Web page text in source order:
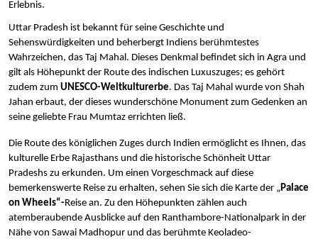
Erlebnis.
Uttar Pradesh ist bekannt für seine Geschichte und
Sehenswürdigkeiten und beherbergt Indiens berühmtestes
Wahrzeichen, das Taj Mahal. Dieses Denkmal befindet sich in Agra und
gilt als Höhepunkt der Route des indischen Luxuszuges; es gehört
zudem zum UNESCO-Weltkulturerbe. Das Taj Mahal wurde von Shah
Jahan erbaut, der dieses wunderschöne Monument zum Gedenken an
seine geliebte Frau Mumtaz errichten ließ.
Die Route des königlichen Zuges durch Indien ermöglicht es Ihnen, das
kulturelle Erbe Rajasthans und die historische Schönheit Uttar
Pradeshs zu erkunden. Um einen Vorgeschmack auf diese
bemerkenswerte Reise zu erhalten, sehen Sie sich die Karte der „Palace
on Wheels“-Reise an. Zu den Höhepunkten zählen auch
atemberaubende Ausblicke auf den Ranthambore-Nationalpark in der
Nähe von Sawai Madhopur und das berühmte Keoladeo-